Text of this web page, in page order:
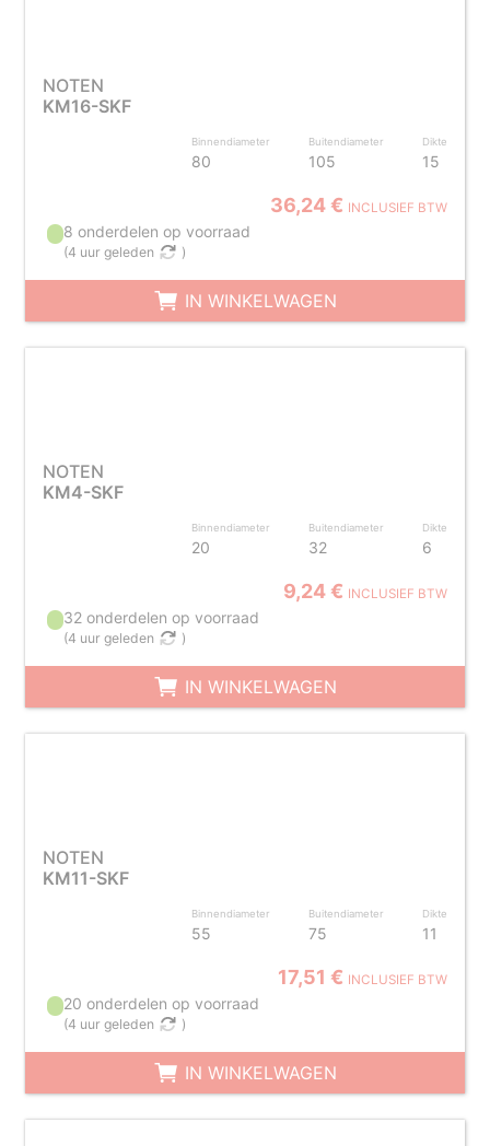
NOTEN
KM16-SKF
Binnendiameter
80
Buitendiameter
105
Dikte
15
36,24 € INCLUSIEF BTW
8 onderdelen op voorraad
(4 uur geleden )
IN WINKELWAGEN
NOTEN
KM4-SKF
Binnendiameter
20
Buitendiameter
32
Dikte
6
9,24 € INCLUSIEF BTW
32 onderdelen op voorraad
(4 uur geleden )
IN WINKELWAGEN
NOTEN
KM11-SKF
Binnendiameter
55
Buitendiameter
75
Dikte
11
17,51 € INCLUSIEF BTW
20 onderdelen op voorraad
(4 uur geleden )
IN WINKELWAGEN